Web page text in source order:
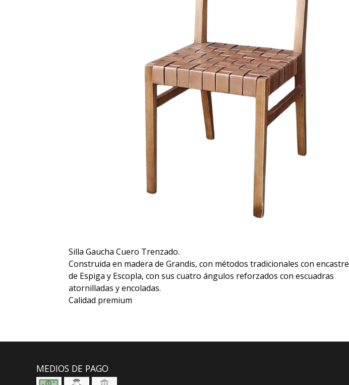
Silla Gaucha Cuero Trenzado.
Construida en madera de Grandis, con métodos tradicionales con encastre
de Espiga y Escopla, con sus cuatro ángulos reforzados con escuadras
atornilladas y encoladas.
Calidad premium
MEDIOS DE PAGO